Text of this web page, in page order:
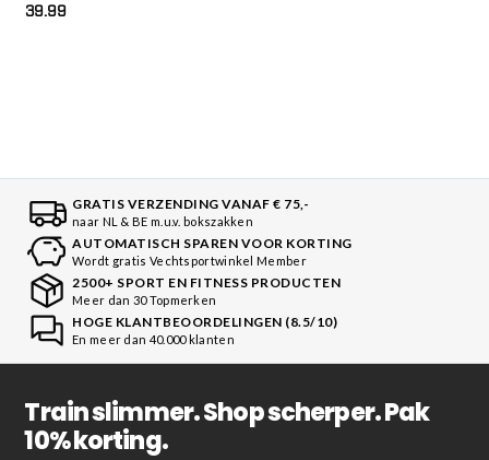
39.99
GRATIS VERZENDING VANAF € 75,-
naar NL & BE m.u.v. bokszakken
AUTOMATISCH SPAREN VOOR KORTING
Wordt gratis Vechtsportwinkel Member
2500+ SPORT EN FITNESS PRODUCTEN
Meer dan 30 Topmerken
HOGE KLANTBEOORDELINGEN (8.5/10)
En meer dan 40.000 klanten
Train slimmer. Shop scherper. Pak
10% korting.